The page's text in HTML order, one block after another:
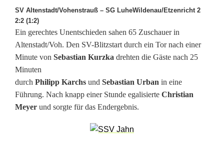
s
c
h
e
n
b
SV Altenstadt/Vohenstrauß – SG LuheWildenau/Etzenricht 2
2:2 (1:2)
Ein gerechtes Unentschieden sahen 65 Zuschauer in
Altenstadt/Voh. Den SV-Blitzstart durch ein Tor nach einer
Minute von Sebastian Kurzka drehten die Gäste nach 25
Minuten
durch Philipp Karchs und Sebastian Urban in eine
Führung. Nach knapp einer Stunde egalisierte Christian
Meyer und sorgte für das Endergebnis.